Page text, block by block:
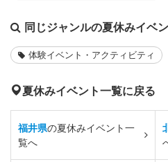
同じジャンルの夏休みイベ
体験イベント・アクティビティ
夏休みイベント一覧に戻る
福井県の夏休みイベント一
覧へ